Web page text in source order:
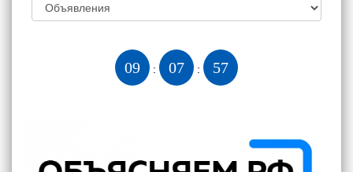
09 : 07 : 58